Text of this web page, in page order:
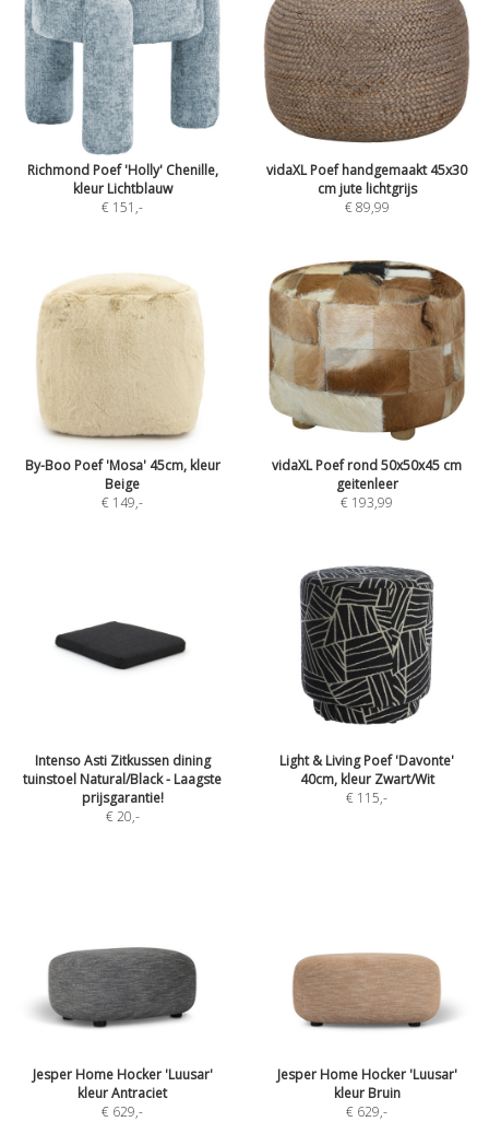
Richmond Poef 'Holly' Chenille,
kleur Lichtblauw
€ 151 ,-
vidaXL Poef handgemaakt 45x30
cm jute lichtgrijs
€ 89,99
By-Boo Poef 'Mosa' 45cm, kleur
Beige
€ 149,-
vidaXL Poef rond 50x50x45 cm
geitenleer
€ 193,99
Intenso Asti Zitkussen dining
tuinstoel Natural/Black - Laagste
prijsgarantie!
€ 20,-
Light & Living Poef 'Davonte'
40cm, kleur Zwart/Wit
€ 115,-
Jesper Home Hocker 'Luusar'
kleur Antraciet
€ 629,-
Jesper Home Hocker 'Luusar'
kleur Bruin
€ 629,-